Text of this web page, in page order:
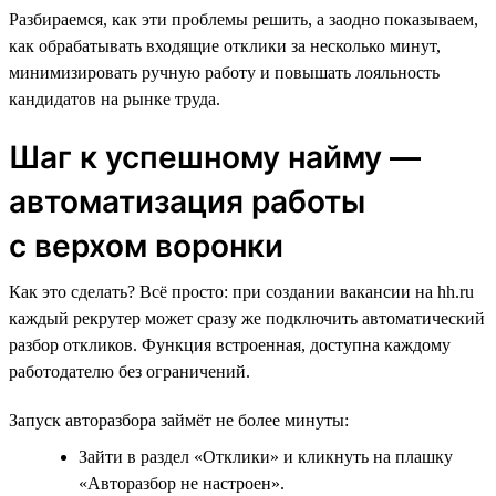
Разбираемся, как эти проблемы решить, а заодно показываем,
как обрабатывать входящие отклики за несколько минут,
минимизировать ручную работу и повышать лояльность
кандидатов на рынке труда.
Шаг к успешному найму —
автоматизация работы
с верхом воронки
Как это сделать? Всё просто: при создании вакансии на hh.ru
каждый рекрутер может сразу же подключить автоматический
разбор откликов. Функция встроенная, доступна каждому
работодателю без ограничений.
Запуск авторазбора займёт не более минуты:
Зайти в раздел «Отклики» и кликнуть на плашку
«Авторазбор не настроен».